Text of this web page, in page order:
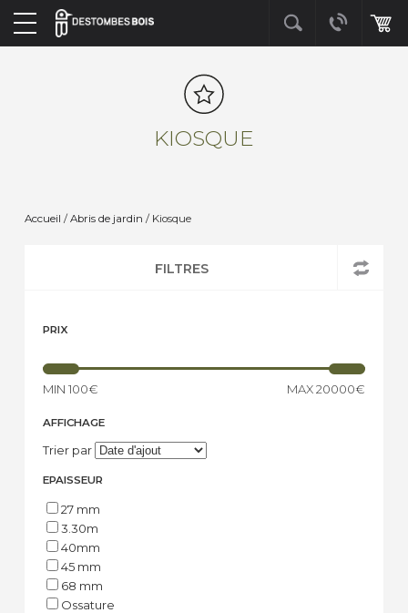
KIOSQUE
Accueil / Abris de jardin / Kiosque
FILTRES
PRIX
MIN 100€ MAX20000€
AFFICHAGE
Trier par
EPAISSEUR
27 mm
3.30m
40mm
45 mm
68 mm
Ossature